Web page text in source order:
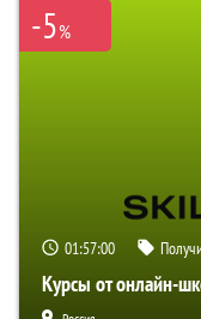
-5%
01:56:59
Курсы от онлайн-